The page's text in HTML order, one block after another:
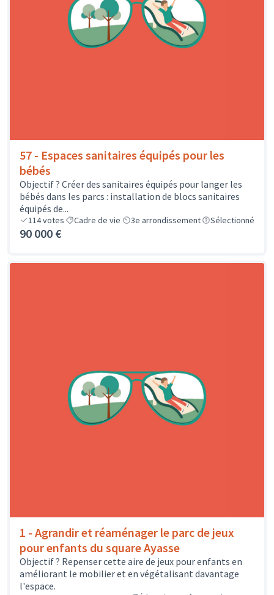
57 - Espaces sanitaires équipés pour les
bébés
Objectif ? Créer des sanitaires équipés pour langer les
bébés dans les parcs : installation de blocs sanitaires
équipés de...
114votes Cadre de vie 3e arrondissement Sélectionné
90 000 €
1 - Agrandir et réaménager le parc de jeux
pour enfants du square Ayasse
Objectif ? Repenser cette aire de jeux pour enfants en
améliorant le mobilier et en végétalisant davantage
l'espace.